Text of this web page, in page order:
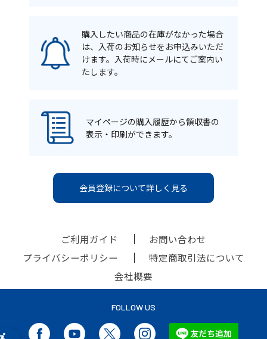
購入したい商品の在庫がなかった場合
は、入荷のお知らせをお申込みいただ
けます。入荷時にメールにてご案内い
たします。
マイページの購入履歴から領収書の
表示・印刷ができます。
会員登録について詳しく見る
ご利用ガイド
お問い合わせ
プライバシーポリシー
特定商取引法について
会社概要
FOLLOW US